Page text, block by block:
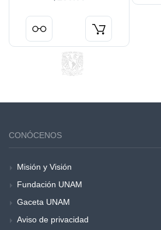
CONÓCENOS
Misión y Visión
Fundación UNAM
Gaceta UNAM
Aviso de privacidad